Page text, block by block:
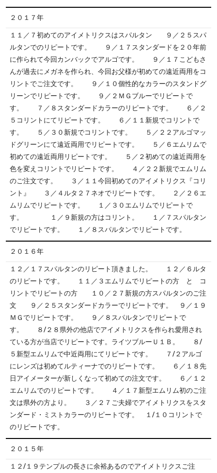
２０１７年
１１／７初めてのアイメトリクスはスパルタン ９／２５スパ
ルタンでのリピートです。 ９／１７スタンダードを２０年前
に作られて今回カンバックでアルゴです。 ９／１７こどもさ
んが過去にメガネを作られ、今回お父様が初めての遠近両用をコ
リントでご注文です。 ９／１０個性的なカラーのスタンドグ
リーンでリピートです。 ９／２ＭＧブルーでリピートで
す。 ７／８スタンダードカラーのリピートです。 ６／２
５コリントにてリピートです。 ６／１１新規でコリントで
す。 ５／３０新規でコリントです。 ５／２２アルゴマッ
ドグリーンにて遠近両用でリピートです。 ５／６エムリムで
初めての遠近両用リピートです。 ５／２初めての遠近両用を
色を変えコリントでリピートです。 ４／２２新規でエムリム
のご注文です。 ３／１１今回初めてのアイメトリクス『コリ
ント』 ３／４ルタ２７ネオでリピートです。 ２／２６エ
ムリムでリピートです。 １／３０エムリムでリピートで
す。 １／９新規の方はコリント。 １／７スパルタン
でリピートです。 １／８スパルタンでリピートです。
２０１６年
１２／１７スパルタンのリピート頂きました。 １２／６ルタ
のリピートです。 １１／３エムリムでリピートの方 と コ
リントでリピートの方 １０／２７新規の方スパルタンのご注
文 ９／２５スタンダードカラーでリピートです。 ９／１９
ＭＧでリピートです。 ９／８スパルタンでリピートで
す。 ８/２８県外の他店でアイメトリクスを作られ愛用され
ている方が当店でリピートです。ライツブルーＵ１Ｂ。 ８/
５新型エムリムで中近両用にてリピートです。 ７/２アルゴ
にレンズは初めてルティーナでのリピートです。 ６／１８先
日アイメーターが新しくなって初めての注文です。 ６／１２
エムリムでのリピートです。 ４／１７新型エムリム初のご注
文は県外の方より。 ３／２７ご夫婦でアイメトリクスをスタ
ンダード・ミストカラーのリピートです。 １/１０コリントで
のリピートです。
２０１５年
１２/１９テンプルの長さに余裕あるのでアイメトリクスご注